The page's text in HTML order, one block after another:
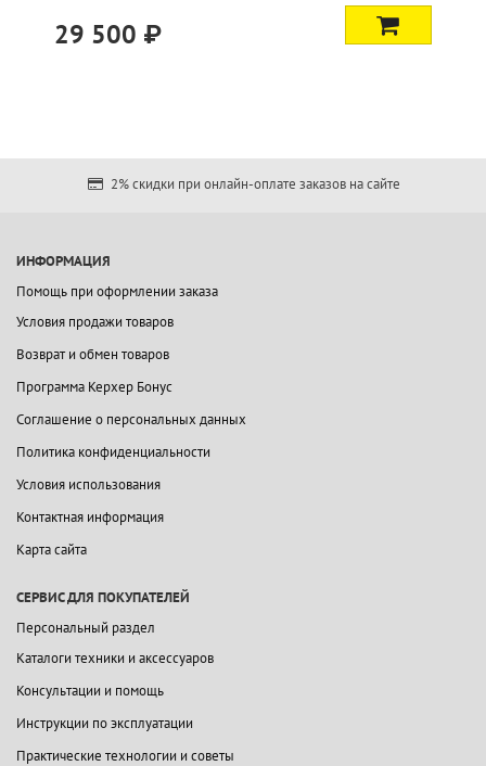
29 500 ₽
2% скидки при онлайн-оплате заказов на сайте
ИНФОРМАЦИЯ
Помощь при оформлении заказа
Условия продажи товаров
Возврат и обмен товаров
Программа Керхер Бонус
Соглашение о персональных данных
Политика конфиденциальности
Условия использования
Контактная информация
Карта сайта
СЕРВИС ДЛЯ ПОКУПАТЕЛЕЙ
Персональный раздел
Каталоги техники и аксессуаров
Консультации и помощь
Инструкции по эксплуатации
Практические технологии и советы